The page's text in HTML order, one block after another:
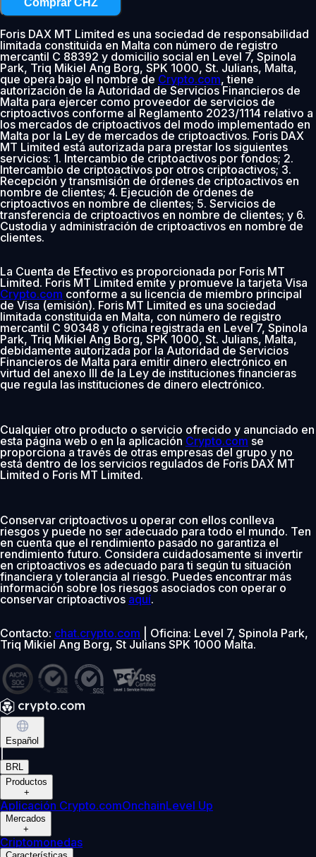
Foris DAX MT Limited es una sociedad de responsabilidad
limitada constituida en Malta con número de registro
mercantil C 88392 y domicilio social en Level 7, Spinola
Park, Triq Mikiel Ang Borg, SPK 1000, St. Julians, Malta,
que opera bajo el nombre de Crypto.com, tiene
autorización de la Autoridad de Servicios Financieros de
Malta para ejercer como proveedor de servicios de
criptoactivos conforme al Reglamento 2023/1114 relativo a
los mercados de criptoactivos del modo implementado en
Malta por la Ley de mercados de criptoactivos. Foris DAX
MT Limited está autorizada para prestar los siguientes
servicios: 1. Intercambio de criptoactivos por fondos; 2.
Intercambio de criptoactivos por otros criptoactivos; 3.
Recepción y transmisión de órdenes de criptoactivos en
nombre de clientes; 4. Ejecución de órdenes de
criptoactivos en nombre de clientes; 5. Servicios de
transferencia de criptoactivos en nombre de clientes; y 6.
Custodia y administración de criptoactivos en nombre de
clientes.
La Cuenta de Efectivo es proporcionada por Foris MT
Limited. Foris MT Limited emite y promueve la tarjeta Visa
Crypto.com conforme a su licencia de miembro principal
de Visa (emisión). Foris MT Limited es una sociedad
limitada constituida en Malta, con número de registro
mercantil C 90348 y oficina registrada en Level 7, Spinola
Park, Triq Mikiel Ang Borg, SPK 1000, St. Julians, Malta,
debidamente autorizada por la Autoridad de Servicios
Financieros de Malta para emitir dinero electrónico en
virtud del anexo III de la Ley de instituciones financieras
que regula las instituciones de dinero electrónico.
Cualquier otro producto o servicio ofrecido y anunciado en
esta página web o en la aplicación Crypto.com se
proporciona a través de otras empresas del grupo y no
está dentro de los servicios regulados de Foris DAX MT
Limited o Foris MT Limited.
Conservar criptoactivos u operar con ellos conlleva
riesgos y puede no ser adecuado para todo el mundo. Ten
en cuenta que el rendimiento pasado no garantiza el
rendimiento futuro. Considera cuidadosamente si invertir
en criptoactivos es adecuado para ti según tu situación
financiera y tolerancia al riesgo. Puedes encontrar más
información sobre los riesgos asociados con operar o
conservar criptoactivos aquí.
Contacto: chat.crypto.com | Oficina: Level 7, Spinola Park,
Triq Mikiel Ang Borg, St Julians SPK 1000 Malta.
Español
BRL
Productos
+
Aplicación Crypto.comOnchainLevel Up
Mercados
+
Criptomonedas